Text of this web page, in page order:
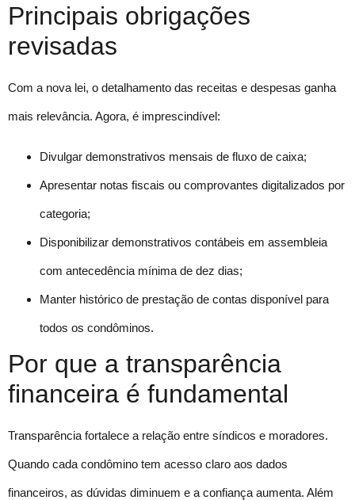
Principais obrigações
revisadas
Com a nova lei, o detalhamento das receitas e despesas ganha
mais relevância. Agora, é imprescindível:
Divulgar demonstrativos mensais de fluxo de caixa;
Apresentar notas fiscais ou comprovantes digitalizados por
categoria;
Disponibilizar demonstrativos contábeis em assembleia
com antecedência mínima de dez dias;
Manter histórico de prestação de contas disponível para
todos os condôminos.
Por que a transparência
financeira é fundamental
Transparência fortalece a relação entre síndicos e moradores.
Quando cada condômino tem acesso claro aos dados
financeiros, as dúvidas diminuem e a confiança aumenta. Além